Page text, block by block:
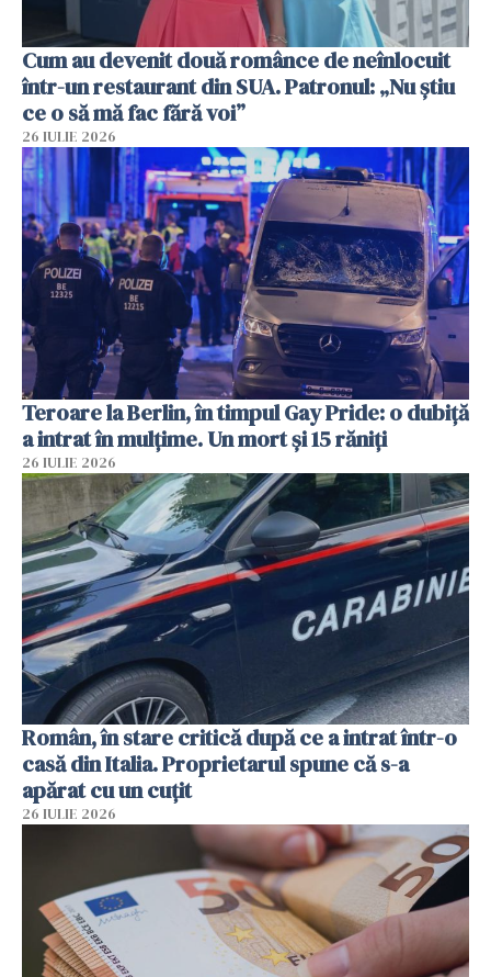
Cum au devenit două românce de neînlocuit
într-un restaurant din SUA. Patronul: „Nu știu
ce o să mă fac fără voi”
26 IULIE 2026
Teroare la Berlin, în timpul Gay Pride: o dubiță
a intrat în mulțime. Un mort și 15 răniți
26 IULIE 2026
Român, în stare critică după ce a intrat într-o
casă din Italia. Proprietarul spune că s-a
apărat cu un cuțit
26 IULIE 2026